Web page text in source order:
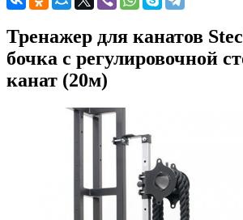
Тренажер для канатов
бочка с регулировочной
канат (20м)